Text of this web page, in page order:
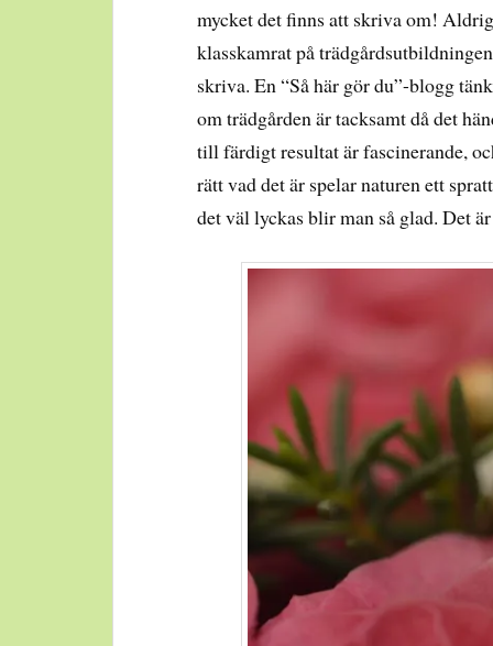
mycket det finns att skriva om!
klasskamrat på
skriva. En “Så här gör du”-blogg
om trädgården är tacksamt då det
till färdigt resultat är fascinerande,
rätt vad det är spelar naturen ett
det väl lyckas blir man så glad. Det